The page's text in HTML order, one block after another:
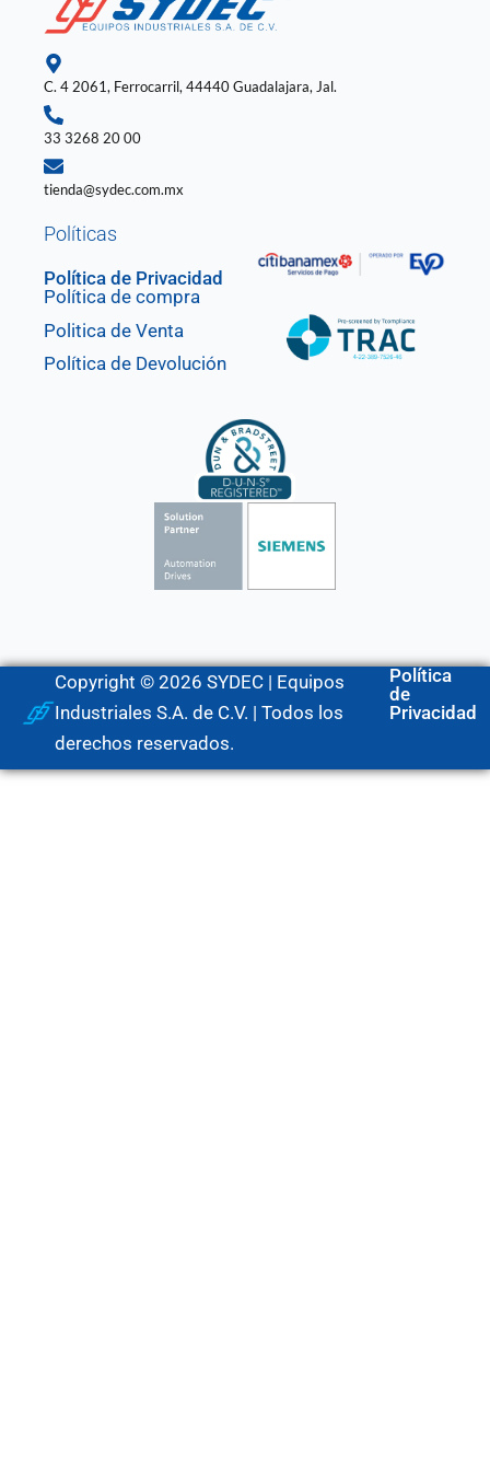
o
k
r
a
i
n
e
C. 4 2061, Ferrocarril, 44440 Guadalajara, Jal.
33 3268 20 00
tienda@sydec.com.mx
Políticas
Política de Privacidad
Política de compra
Politica de Venta
Política de Devolución
Copyright © 2026 SYDEC | Equipos
Industriales S.A. de C.V. | Todos los
derechos reservados.
Política
de
Privacidad